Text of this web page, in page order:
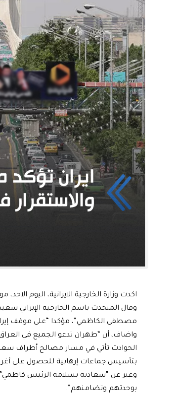
اكدت وزارة الخارجية الايرانية، اليوم
وقال المتحدث باسم الخارجية الإيراني
مصطفى الكاظمي”، مؤكدا “على موقف إيران
واضاف، أن “طهران تدعو الجميع في
بتأسيس جماعات إرهابية للحصول على
وعبر عن “سعادته بسلامة الرئيس
بوحدتهم وتضامنهم”.